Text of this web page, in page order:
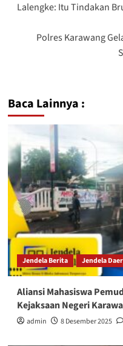
Lalengke: Itu Tindakan
Polres Karawang
Baca Lainnya :
Jendela Berita Jendela
Aliansi Mahasiswa
Kejaksaan Negeri
admin 8 Desember 2025